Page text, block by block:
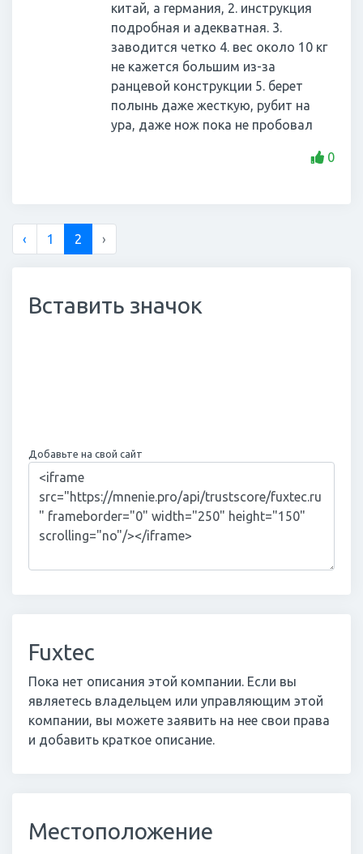
китай, а германия, 2. инструкция
подробная и адекватная. 3.
заводится четко 4. вес около 10 кг
не кажется большим из-за
ранцевой конструкции 5. берет
полынь даже жесткую, рубит на
ура, даже нож пока не пробовал
0
‹ 1 2 ›
Вставить значок
Добавьте на свой сайт
Fuxtec
Пока нет описания этой компании. Если вы
являетесь владельцем или управляющим этой
компании, вы можете заявить на нее свои права
и добавить краткое описание.
Местоположение